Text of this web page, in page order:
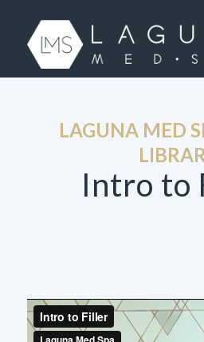
LAGUNA MED
Intro to